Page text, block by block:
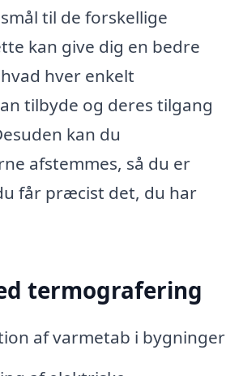
til de forskellige
kan give dig en bedre
hver enkelt
tilbyde og deres tilgang
kan du
afstemmes, så du er
får præcist det, du har
termografering
af varmetab i bygninger